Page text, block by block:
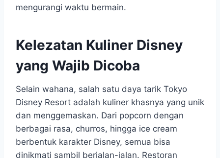
mengurangi waktu bermain.
Kelezatan Kuliner Disney
yang Wajib Dicoba
Selain wahana, salah satu daya tarik Tokyo
Disney Resort adalah kuliner khasnya yang unik
dan menggemaskan. Dari popcorn dengan
berbagai rasa, churros, hingga ice cream
berbentuk karakter Disney, semua bisa
dinikmati sambil berjalan-jalan. Restoran